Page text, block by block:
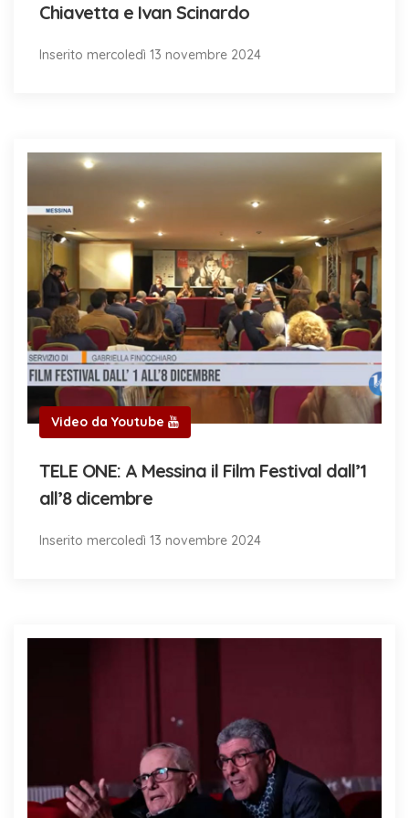
Chiavetta e Ivan Scinardo
Inserito mercoledì 13 novembre 2024
Video da Youtube
TELE ONE: A Messina il Film Festival dall’1
all’8 dicembre
Inserito mercoledì 13 novembre 2024